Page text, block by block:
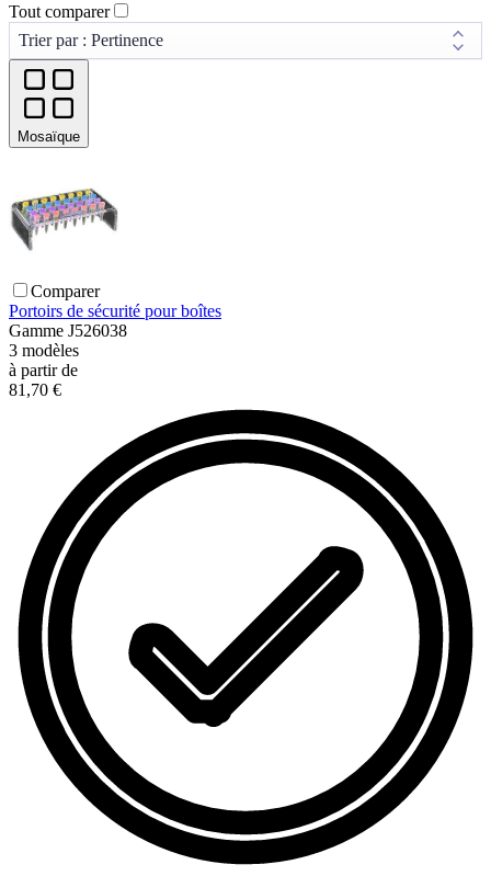
Tout comparer
Mosaïque
Comparer
Portoirs de sécurité pour boîtes
Gamme J526038
3 modèles
à partir de
81,70 €